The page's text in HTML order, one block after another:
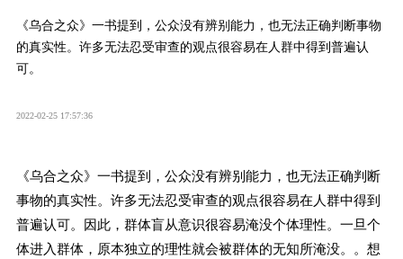
《乌合之众》一书提到，公众没有辨别能力，也无法正确判断事物
的真实性。许多无法忍受审查的观点很容易在人群中得到普遍认
可。
2022-02-25 17:57:36
《乌合之众》一书提到，公众没有辨别能力，也无法正确判断
事物的真实性。许多无法忍受审查的观点很容易在人群中得到
普遍认可。因此，群体盲从意识很容易淹没个体理性。一旦个
体进入群体，原本独立的理性就会被群体的无知所淹没。。想